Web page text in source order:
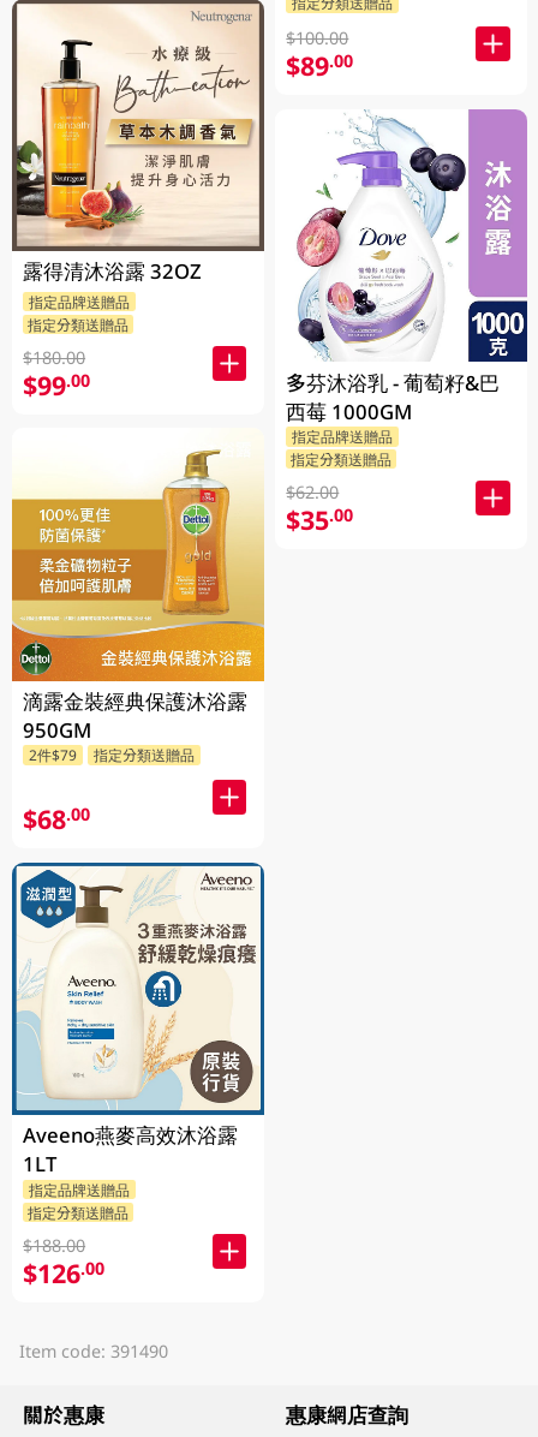
露得清沐浴露 32OZ
指定品牌送贈品
指定分類送贈品
$180.00
$99.00
滴露金裝經典保護沐浴露
950GM
2件$79 指定分類送贈品
$68.00
Aveeno燕麥高效沐浴露
1LT
指定品牌送贈品
指定分類送贈品
$188.00
$126.00
$100.00
$89.00
多芬沐浴乳 - 葡萄籽&巴
西莓 1000GM
指定品牌送贈品
指定分類送贈品
$62.00
$35.00
Item code: 391490
關於惠康 惠康網店查詢